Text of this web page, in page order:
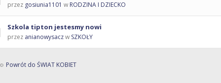
przez gosiunia1101 w RODZINA I DZIECKO
Szkola tipton jestesmy nowi
przez anianowysaczw SZKOŁY
Powrót do ŚWIAT KOBIET